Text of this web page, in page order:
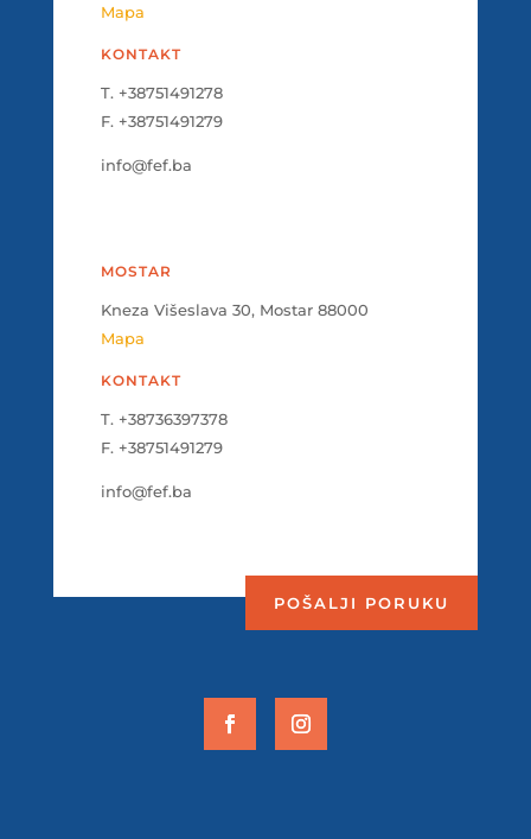
Mapa
KONTAKT
T. +38751491278
F. +38751491279
info@fef.ba
MOSTAR
Kneza Višeslava 30, Mostar 88000
Mapa
KONTAKT
T. +38736397378
F. +38751491279
info@fef.ba
POŠALJI PORUKU